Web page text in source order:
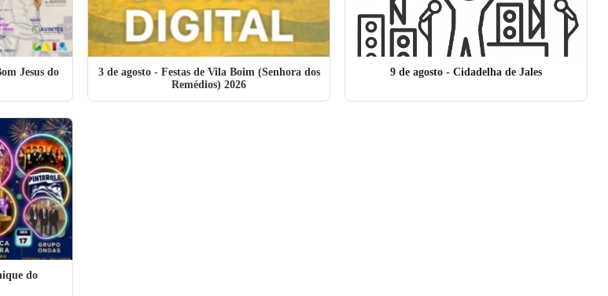
Jesus do
3 de agosto- Festas de Vila Boim (Senhora dos
Remédios) 2026
9 de agosto - Cidadelha de Jales
do